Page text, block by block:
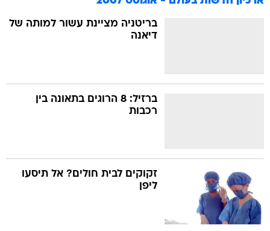
בריטניה מציינת עשור למותה של
דיאנה
ברזיל: 8 הרוגים בתאונה בין
רכבות
זקוקים לבית חולים? אל תיסעו
ליפן